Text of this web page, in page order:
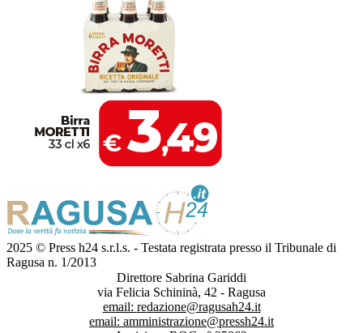
2025 © Press h24 s.r.l.s. - Testata registrata presso il Tribunale di
Ragusa n. 1/2013
Direttore Sabrina Gariddi
via Felicia Schininà, 42 - Ragusa
email: redazione@ragusah24.it
email: amministrazione@pressh24.it